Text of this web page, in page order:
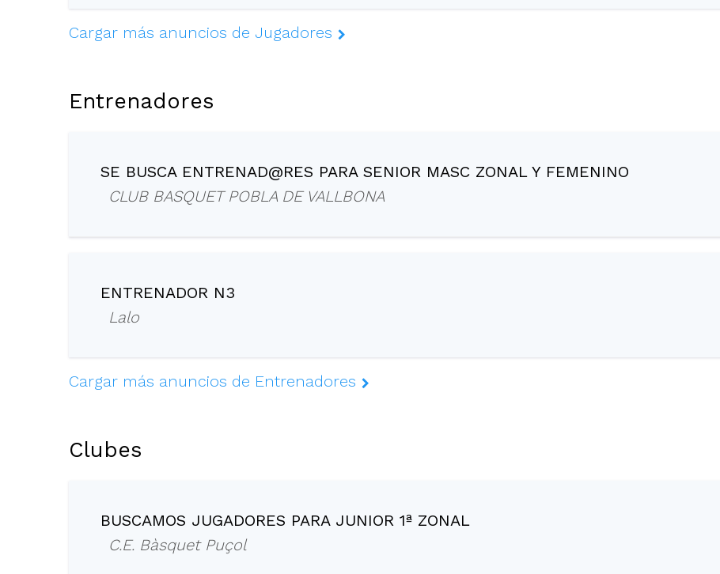
Cargar más anuncios de Jugadores
Entrenadores
SE BUSCA ENTRENAD@RES PARA SENIOR MASC ZONAL Y FEMENINO
CLUB BASQUET POBLA DE VALLBONA
ENTRENADOR N3
Lalo
Cargar más anuncios de Entrenadores
Clubes
BUSCAMOS JUGADORES PARA JUNIOR 1ª ZONAL
C.E. Bàsquet Puçol